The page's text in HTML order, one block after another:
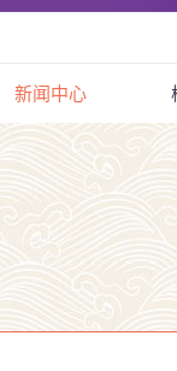
新闻中心